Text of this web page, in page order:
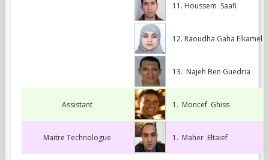
11. Houssem Saafi
12. Raoudha Gaha Elkamel
13. Najeh Ben Guedria
Assistant 1. Moncef Ghiss
Maitre Technologue 1. Maher Eltaief